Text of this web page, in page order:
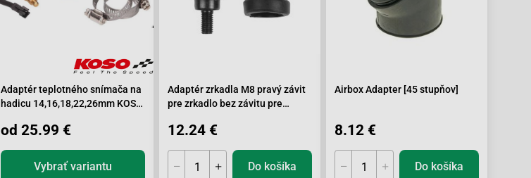
Adaptér teplotného snímača na
hadicu 14,16,18,22,26mm KOSO
od 25.99 €
Vybrať variantu
Adaptér zrkadla M8 pravý závit
pre zrkadlo bez závitu pre
12.24 €
Do košíka
Airbox Adapter [45 stupňov]
8.12 €
Do košíka